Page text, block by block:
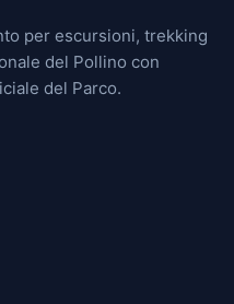
per escursioni, trekking
del Pollino con
del Parco.